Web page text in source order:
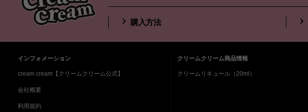
購入方法
インフォメーション
cream cream【クリームクリーム公式】
会社概要
利用規約
クリームクリーム商品情報
クリームリキュール（20ml）